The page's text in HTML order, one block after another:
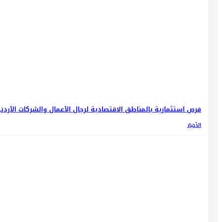
فرص استثمارية بالمناطق الاقتصادية لرجال الأعمال والشركات
الأخبار